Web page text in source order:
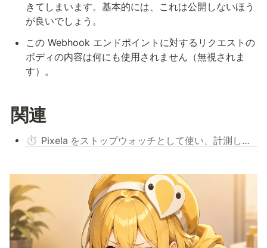
きてしまいます。基本的には、これは公開しないほう
が良いでしょう。
この Webhook エンドポイントに対するリクエストの
ボディの内容は何にも使用されません（無視されま
す）。
関連
⏱️ Pixela をストップウォッチとして使い、計測した時間をそのまま記録する